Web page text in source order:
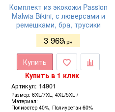
Комплект из экокожи Passion
Malwia Bikini, с люверсами и
ремешками, бра, трусики
3 969грн
Купить
Купить в 1 клик
Артикул: 14901
Размер 6XL/7XL, 4XL/5XL
Материал
Полиэстер 40%, Полиуретан 60%